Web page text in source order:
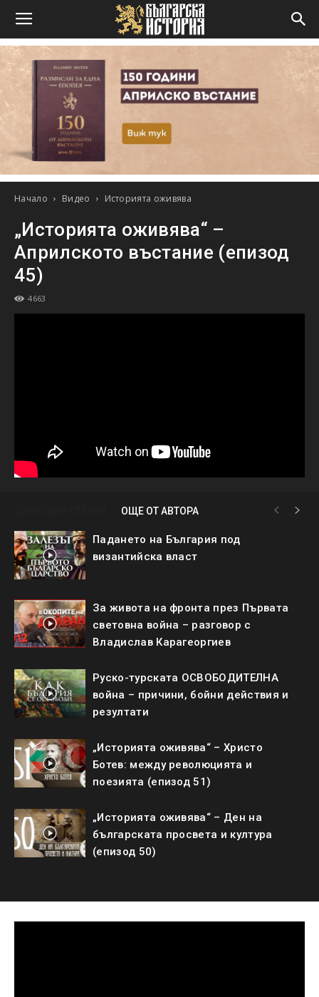
Начало Видео Историята оживява
„Историята оживява“ –
Априлското въстание (епизод
45)
4663
ОЩЕ ОТ АВТОРА
Падането на България под
византийска власт
За живота на фронта през Първата
световна война – разговор с
Владислав Карагеоргиев
Руско-турската ОСВОБОДИТЕЛНА
война – причини, бойни действия и
резултати
„Историята оживява“ – Христо
Ботев: между революцията и
поезията (епизод 51)
„Историята оживява“ – Ден на
българската просвета и култура
(епизод 50)